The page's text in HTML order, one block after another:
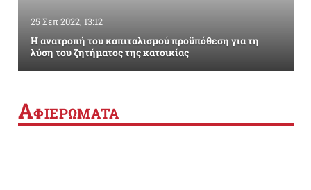
25 Σεπ 2022, 13:12
Η ανατροπή του καπιταλισμού προϋπόθεση για τη
λύση του ζητήματος της κατοικίας
ΑΦΙΕΡΩΜΑΤΑ